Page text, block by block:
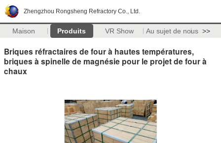
Zhengzhou Rongsheng Refractory Co., Ltd.
Maison Produits VR Show Au sujet de nous >>
Briques réfractaires de four à hautes températures,
briques à spinelle de magnésie pour le projet de four à
chaux